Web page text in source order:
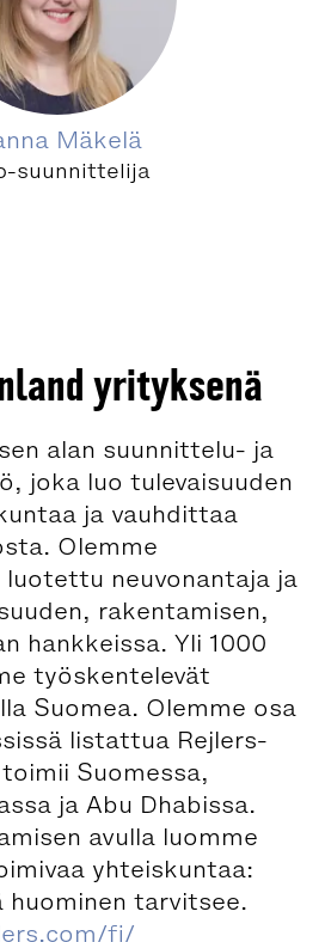
Mäkelä
suunnittelija
yrityksenä
alan suunnittelu- ja
joka luo tulevaisuuden
ja vauhdittaa
Olemme
luotettu neuvonantaja ja
rakentamisen,
hankkeissa. Yli 1000
työskentelevät
Suomea. Olemme osa
listattua Rejlers-
Suomessa,
ja Abu Dhabissa.
avulla luomme
yhteiskuntaa:
tarvitsee.
fi/